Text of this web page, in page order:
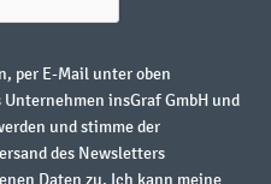
per E-Mail unter oben
Unternehmen insGraf GmbH und
und stimme der
des Newsletters
Daten zu. Ich kann meine